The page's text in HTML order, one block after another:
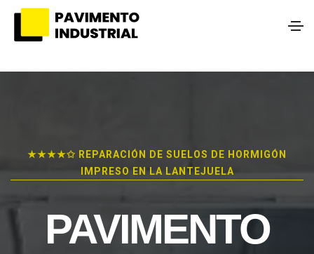
★★★★✩ REPARACIÓN DE SUELOS DE HORMIGÓN
IMPRESO EN LA LANTEJUELA
PAVIMENTO